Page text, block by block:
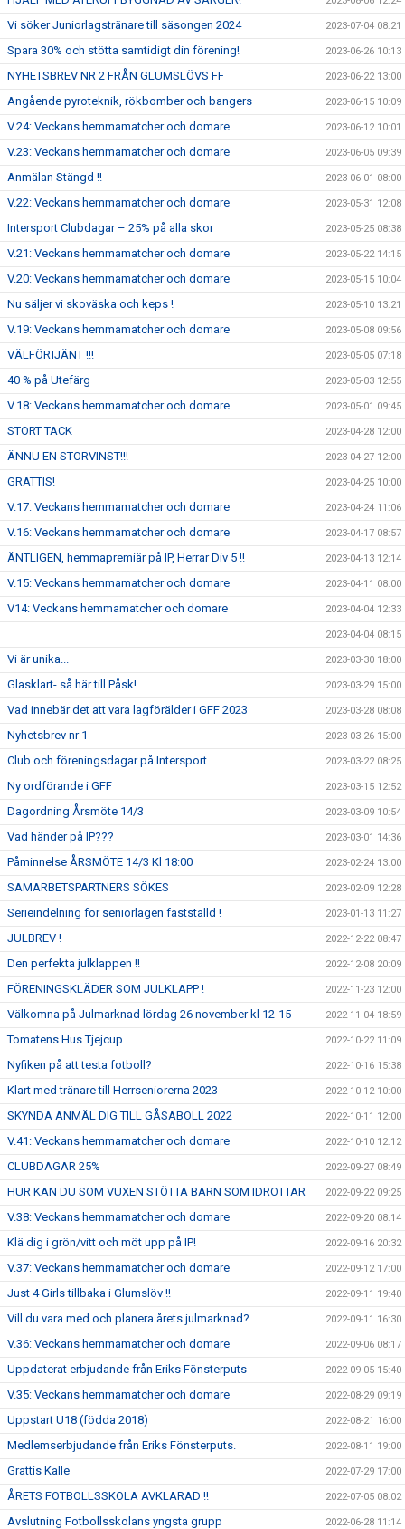
Vi söker Juniorlagstränare till säsongen 2024 2023-07-04 08:21
Spara 30% och stötta samtidigt din förening! 2023-06-26 10:13
NYHETSBREV NR 2 FRÅN GLUMSLÖVS FF 2023-06-22 13:00
Angående pyroteknik, rökbomber och bangers 2023-06-15 10:09
V.24: Veckans hemmamatcher och domare 2023-06-12 10:01
V.23: Veckans hemmamatcher och domare 2023-06-05 09:39
Anmälan Stängd !! 2023-06-01 08:00
V.22: Veckans hemmamatcher och domare 2023-05-31 12:08
Intersport Clubdagar – 25% på alla skor 2023-05-25 08:38
V.21: Veckans hemmamatcher och domare 2023-05-22 14:15
V.20: Veckans hemmamatcher och domare 2023-05-15 10:04
Nu säljer vi skoväska och keps ! 2023-05-10 13:21
V.19: Veckans hemmamatcher och domare 2023-05-08 09:56
VÄLFÖRTJÄNT !!! 2023-05-05 07:18
40 % på Utefärg 2023-05-03 12:55
V.18: Veckans hemmamatcher och domare 2023-05-01 09:45
STORT TACK 2023-04-28 12:00
ÄNNU EN STORVINST!!! 2023-04-27 12:00
GRATTIS! 2023-04-25 10:00
V.17: Veckans hemmamatcher och domare 2023-04-24 11:06
V.16: Veckans hemmamatcher och domare 2023-04-17 08:57
ÄNTLIGEN, hemmapremiär på IP, Herrar Div 5 !! 2023-04-13 12:14
V.15: Veckans hemmamatcher och domare 2023-04-11 08:00
V14: Veckans hemmamatcher och domare 2023-04-04 12:33
2023-04-04 08:15
Vi är unika... 2023-03-30 18:00
Glasklart- så här till Påsk! 2023-03-29 15:00
Vad innebär det att vara lagförälder i GFF 2023 2023-03-28 08:08
Nyhetsbrev nr 1 2023-03-26 15:00
Club och föreningsdagar på Intersport 2023-03-22 08:25
Ny ordförande i GFF 2023-03-15 12:52
Dagordning Årsmöte 14/3 2023-03-09 10:54
Vad händer på IP??? 2023-03-01 14:36
Påminnelse ÅRSMÖTE 14/3 Kl 18:00 2023-02-24 13:00
SAMARBETSPARTNERS SÖKES 2023-02-09 12:28
Serieindelning för seniorlagen fastställd ! 2023-01-13 11:27
JULBREV ! 2022-12-22 08:47
Den perfekta julklappen !! 2022-12-08 20:09
FÖRENINGSKLÄDER SOM JULKLAPP ! 2022-11-23 12:00
Välkomna på Julmarknad lördag 26 november kl 12-15 2022-11-04 18:59
Tomatens Hus Tjejcup 2022-10-22 11:09
Nyfiken på att testa fotboll? 2022-10-16 15:38
Klart med tränare till Herrseniorerna 2023 2022-10-12 10:00
SKYNDA ANMÄL DIG TILL GÅSABOLL 2022 2022-10-11 12:00
V.41: Veckans hemmamatcher och domare 2022-10-10 12:12
CLUBDAGAR 25% 2022-09-27 08:49
HUR KAN DU SOM VUXEN STÖTTA BARN SOM IDROTTAR 2022-09-22 09:25
V.38: Veckans hemmamatcher och domare 2022-09-20 08:14
Klä dig i grön/vitt och möt upp på IP! 2022-09-16 20:32
V.37: Veckans hemmamatcher och domare 2022-09-12 17:00
Just 4 Girls tillbaka i Glumslöv !! 2022-09-11 19:40
Vill du vara med och planera årets julmarknad? 2022-09-11 16:30
V.36: Veckans hemmamatcher och domare 2022-09-06 08:17
Uppdaterat erbjudande från Eriks Fönsterputs 2022-09-05 15:40
V.35: Veckans hemmamatcher och domare 2022-08-29 09:19
Uppstart U18 (födda 2018) 2022-08-21 16:00
Medlemserbjudande från Eriks Fönsterputs. 2022-08-11 19:00
Grattis Kalle 2022-07-29 17:00
ÅRETS FOTBOLLSSKOLA AVKLARAD !! 2022-07-05 08:02
Avslutning Fotbollsskolans yngsta grupp 2022-06-28 11:14